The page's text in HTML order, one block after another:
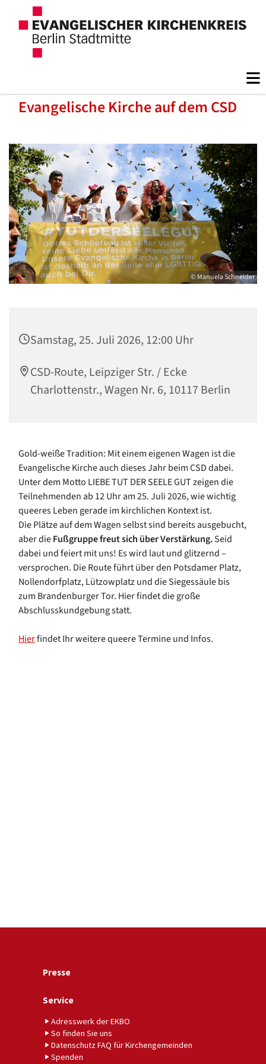
Evangelische Kirche auf dem CSD
© Manuela Schneider
Samstag, 25. Juli 2026, 12:00 Uhr
CSD-Route, Leipziger Str. / Ecke
Charlottenstr., Wagen Nr. 6, 10117 Berlin
Gold-weiße Tradition: Mit einem eigenen Wagen ist die
Evangelische Kirche auch dieses Jahr beim CSD dabei.
Unter dem Motto LIEBE TUT DER SEELE GUT zeigen die
Teilnehmenden ab 12 Uhr am 25. Juli 2026, wie wichtig
queeres Leben gerade im kirchlichen Kontext ist.
Die Plätze auf dem Wagen selbst sind bereits ausgebucht,
aber dieFußgruppe freut sich über Verstärkung.Seid
dabei und feiert mit uns! Es wird laut und glitzernd –
versprochen. Die Route führt über den Potsdamer Platz,
Nollendorfplatz, Lützowplatz und die Siegessäule bis
zum Brandenburger Tor. Hier findet die große
Abschlusskundgebung statt.
Hierfindet Ihr weitere queere Termine und Infos.
Presse
Service
Adresswerk der EKBO
So finden Sie uns
Datenschutz FAQ für Kirchengemeinden
Spenden